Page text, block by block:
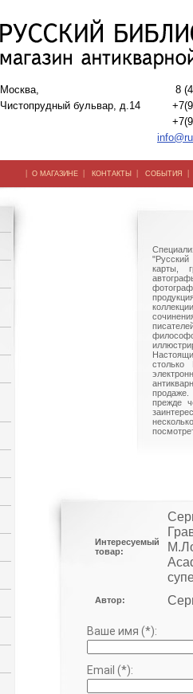
Москва,
Чистопрудный бульвар, д.14
8
| О МАГАЗИНЕ | КОНТАКТЫ | СОБЫТИЯ
"Русский
карты,
столько
прежде
Интересуемый
товар:
Автор:
Ваше имя (*):
Email (*):